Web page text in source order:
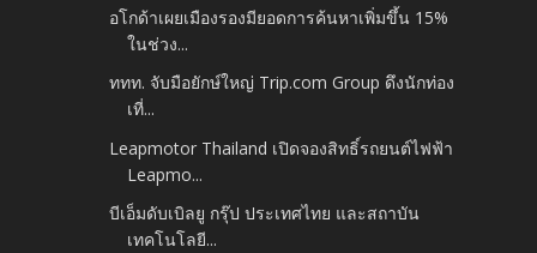
อโกด้าเผยเมืองรองมียอดการค้นหาเพิ่มขึ้น 15%
ในช่วง...
ททท. จับมือยักษ์ใหญ่ Trip.com Group ดึงนักท่อง
เที่...
Leapmotor Thailand เปิดจองสิทธิ์รถยนต์ไฟฟ้า
Leapmo...
บีเอ็มดับเบิลยู กรุ๊ป ประเทศไทย และสถาบัน
เทคโนโลยี...